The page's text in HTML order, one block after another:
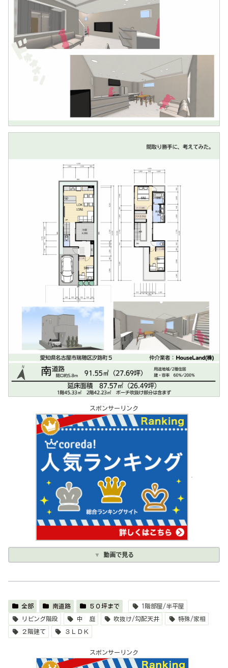
スポンサーリンク
動画で見る
全部 南道路 ５０坪まで 1階部屋/半平屋
リビング階段 中 庭 吹抜け/勾配天井 特殊/家相
２階建て ３ＬＤＫ
スポンサーリンク